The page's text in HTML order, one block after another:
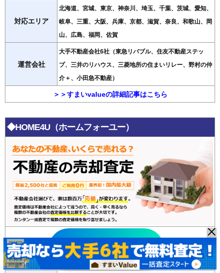
対応エリア
北海道、宮城、東京、神奈川、埼玉、千葉、茨城、愛知、
岐阜、三重、大阪、兵庫、京都、滋賀、奈良、和歌山、岡
山、広島、福岡、佐賀
運営会社
大手不動産会社6社（東急リバブル、住友不動産ステッ
プ、三井のリハウス、三菱地所の住まいリレー、野村の仲
介＋、小田急不動産）
＞＞すまいvalueの詳細記事はこちら
◆HOME4U（ホームフォーユー）
HOME4U
無料査定はこちら >>